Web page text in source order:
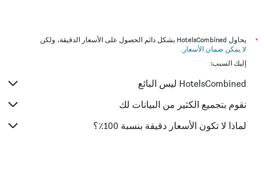
*
يحاول HotelsCombined بشكل دائم الحصول على الأسعار الدقيقة، ولكن
لا يمكن ضمان الأسعار .
إليك السبب:
HotelsCombined ليس البائع
نقوم بتجميع الكثير من البيانات لك
لماذا لا تكون الأسعار دقيقة بنسبة 100٪؟